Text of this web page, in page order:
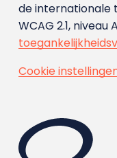
de internationale
WCAG 2.1, niveau
Cookie